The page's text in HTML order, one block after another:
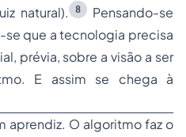
natural).
8 Pensando-se
que a tecnologia precisa
, prévia, sobre a visão a ser
E assim se chega à
aprendiz. O algoritmo faz o